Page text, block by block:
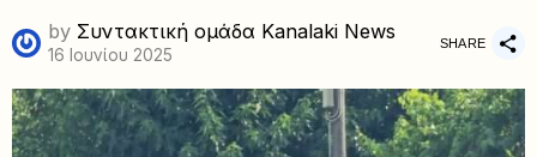
by Συντακτική ομάδα Kanalaki News
16 Ιουνίου 2025
SHARE